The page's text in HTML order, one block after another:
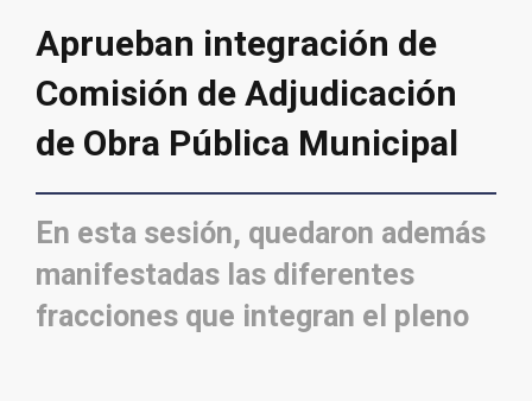
Aprueban integración de
Comisión de Adjudicación
de Obra Pública Municipal
En esta sesión, quedaron además
manifestadas las diferentes
fracciones que integran el pleno